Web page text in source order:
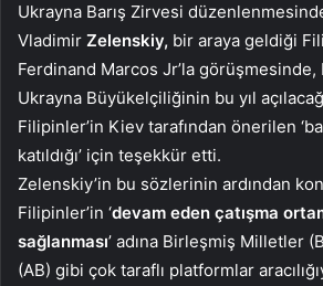
Ukrayna Barış Zirvesi
Vladimir Zelenskiy, bir araya geldiği
Ferdinand Marcos Jr’la görüşmesinde,
Ukrayna Büyükelçiliğinin bu yıl
Filipinler’in Kiev tarafından önerilen
katıldığı’ için teşekkür etti.
Zelenskiy’in bu sözlerinin ardından
Filipinler’in ‘devam eden çatışma
sağlanması’ adına Birleşmiş Milletler
(AB) gibi çok taraflı platformlar